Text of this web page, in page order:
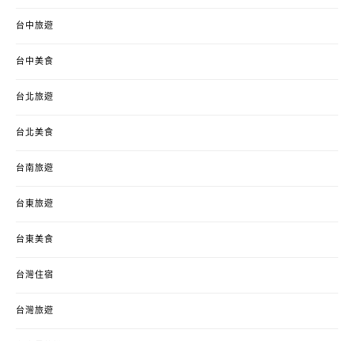
台中旅遊
台中美食
台北旅遊
台北美食
台南旅遊
台東旅遊
台東美食
台灣住宿
台灣旅遊